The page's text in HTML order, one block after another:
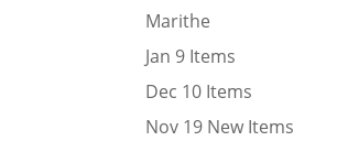
Marithe
Jan 9 Items
Dec 10 Items
Nov 19 New Items